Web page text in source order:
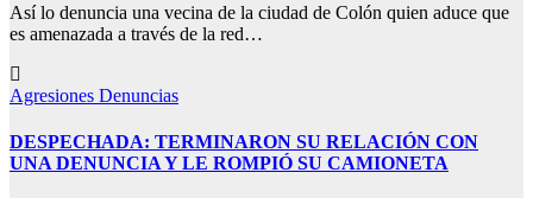
Así lo denuncia una vecina de la ciudad de Colón quien aduce que
es amenazada a través de la red…
Agresiones Denuncias
DESPECHADA: TERMINARON SU RELACIÓN CON
UNA DENUNCIA Y LE ROMPIÓ SU CAMIONETA